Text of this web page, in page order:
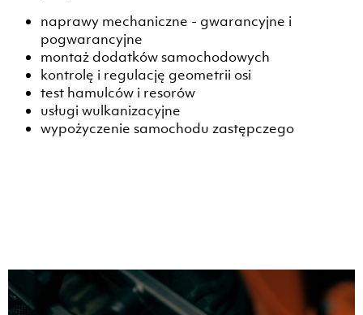
naprawy mechaniczne - gwarancyjne i
pogwarancyjne
montaż dodatków samochodowych
kontrolę i regulację geometrii osi
test hamulców i resorów
usługi wulkanizacyjne
wypożyczenie samochodu zastępczego